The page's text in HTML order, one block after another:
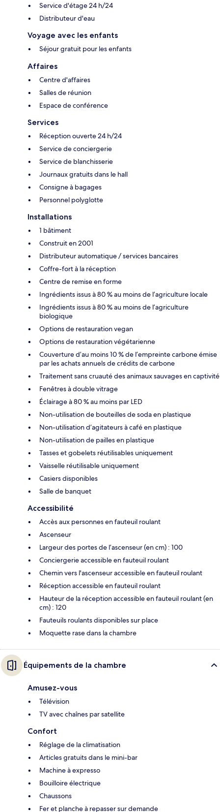
Service d'étage 24 h/24
Distributeur d'eau
Voyage avec les enfants
Séjour gratuit pour les enfants
Affaires
Centre d'affaires
Salles de réunion
Espace de conférence
Services
Réception ouverte 24 h/24
Service de conciergerie
Service de blanchisserie
Journaux gratuits dans le hall
Consigne à bagages
Personnel polyglotte
Installations
1 bâtiment
Construit en 2001
Distributeur automatique / services bancaires
Coffre-fort à la réception
Centre de remise en forme
Ingrédients issus à 80 % au moins de l’agriculture locale
Ingrédients issus à 80 % au moins de l’agriculture
biologique
Options de restauration vegan
Options de restauration végétarienne
Couverture d’au moins 10 % de l’empreinte carbone émise
par les achats annuels de crédits de carbone
Traitement sans cruauté des animaux sauvages en captivité
Fenêtres à double vitrage
Éclairage à 80 % au moins par LED
Non-utilisation de bouteilles de soda en plastique
Non-utilisation d’agitateurs à café en plastique
Non-utilisation de pailles en plastique
Tasses et gobelets réutilisables uniquement
Vaisselle réutilisable uniquement
Casiers disponibles
Salle de banquet
Accessibilité
Accès aux personnes en fauteuil roulant
Ascenseur
Largeur des portes de l’ascenseur (en cm) : 100
Conciergerie accessible en fauteuil roulant
Chemin vers l'ascenseur accessible en fauteuil roulant
Réception accessible en fauteuil roulant
Hauteur de la réception accessible en fauteuil roulant (en
cm) : 120
Fauteuils roulants disponibles sur place
Moquette rase dans la chambre
Équipements de la chambre
Amusez-vous
Télévision
TV avec chaînes par satellite
Confort
Réglage de la climatisation
Articles gratuits dans le mini-bar
Machine à expresso
Bouilloire électrique
Chaussons
Fer et planche à repasser sur demande